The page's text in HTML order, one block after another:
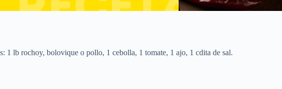
1 lb rochoy, bolovique o pollo, 1 cebolla, 1 tomate, 1 ajo, 1 cdita de sal.